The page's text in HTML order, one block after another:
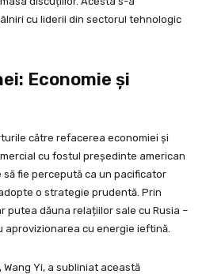
cu liderii din sectorul tehnologic
Economie și
către refacerea economiei și
cu fostul președinte american
să fie percepută ca un pacificator
o strategie prudentă. Prin
putea dăuna relațiilor sale cu Rusia –
cu energie ieftină.
Yi, a subliniat această